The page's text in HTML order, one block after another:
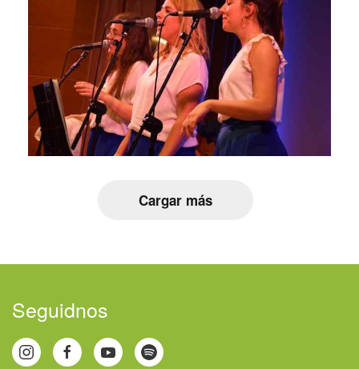
Cargar más
Seguidnos